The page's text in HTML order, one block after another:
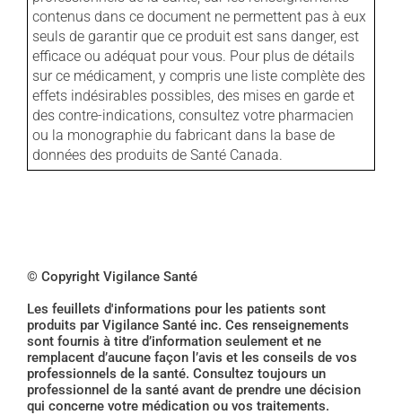
contenus dans ce document ne permettent pas à eux
seuls de garantir que ce produit est sans danger, est
efficace ou adéquat pour vous. Pour plus de détails
sur ce médicament, y compris une liste complète des
effets indésirables possibles, des mises en garde et
des contre-indications, consultez votre pharmacien
ou la monographie du fabricant dans la base de
données des produits de Santé Canada.
© Copyright Vigilance Santé
Les feuillets d'informations pour les patients sont
produits par Vigilance Santé inc. Ces renseignements
sont fournis à titre d’information seulement et ne
remplacent d’aucune façon l’avis et les conseils de vos
professionnels de la santé. Consultez toujours un
professionnel de la santé avant de prendre une décision
qui concerne votre médication ou vos traitements.